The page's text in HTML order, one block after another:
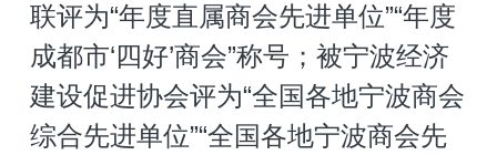
联评为“年度直属商会先进单位”“年度
成都市‘四好’商会”称号；被宁波经济
建设促进协会评为“全国各地宁波商会
综合先进单位”“全国各地宁波商会先